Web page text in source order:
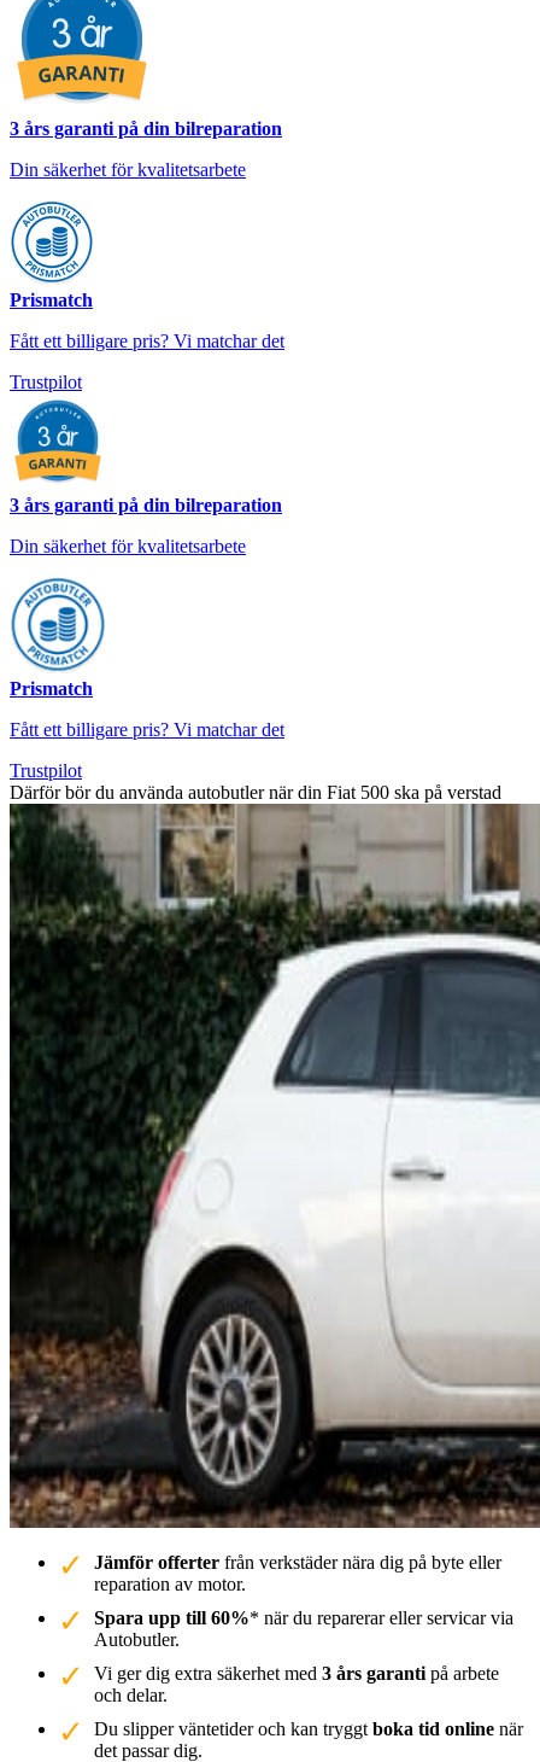
3 års garanti på din bilreparation
Din säkerhet för kvalitetsarbete
Prismatch
Fått ett billigare pris? Vi matchar det
Trustpilot
3 års garanti på din bilreparation
Din säkerhet för kvalitetsarbete
Prismatch
Fått ett billigare pris? Vi matchar det
Trustpilot
Därför bör du använda autobutler när din Fiat 500 ska på verstad
Jämför offerter från verkstäder nära dig på byte eller
reparation av motor.
Spara upp till 60%* när du reparerar eller servicar via
Autobutler.
Vi ger dig extra säkerhet med 3 års garanti på arbete
och delar.
Du slipper väntetider och kan tryggt boka tid online när
det passar dig.